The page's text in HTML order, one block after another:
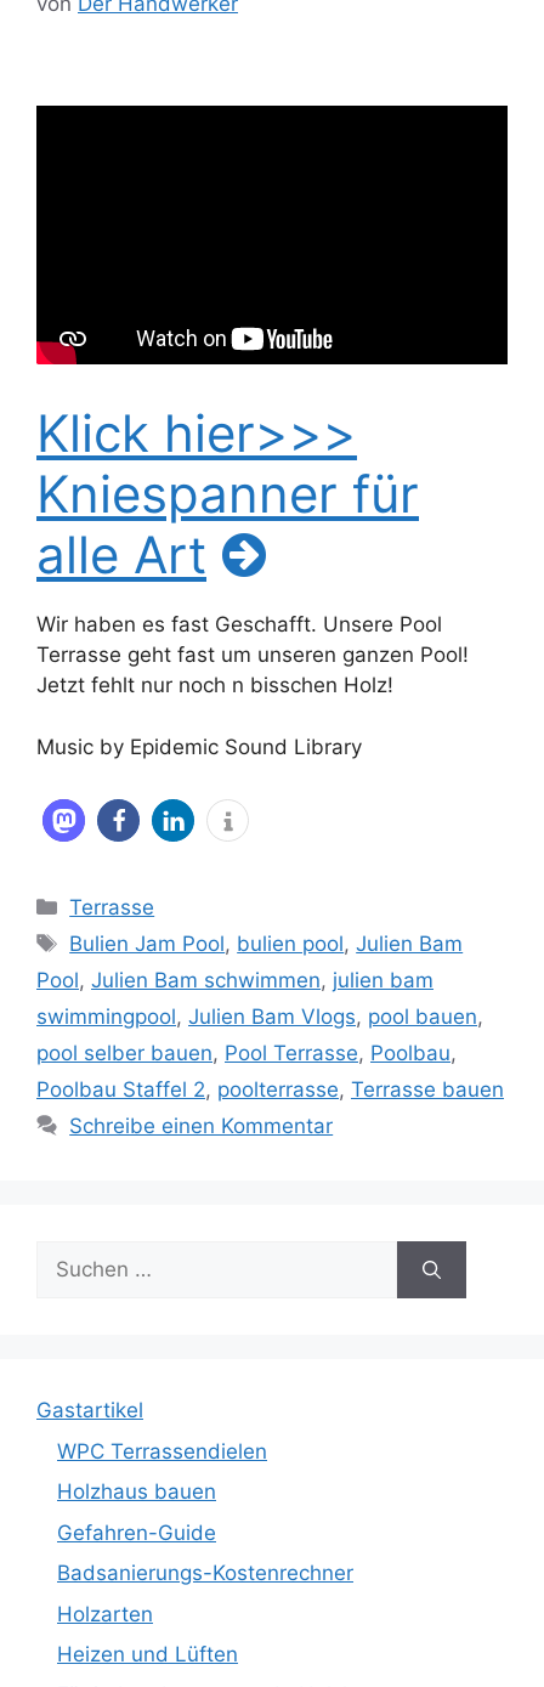
Klick hier>>>
Kniespanner für
alle Art
Wir haben es fast Geschafft. Unsere Pool
Terrasse geht fast um unseren ganzen Pool!
Jetzt fehlt nur noch n bisschen Holz!
Music by Epidemic Sound Library
Kategorien
Terrasse
Schlagwörter
Bulien Jam Pool, bulien pool,Julien Bam
Pool, Julien Bam schwimmen, julien bam
swimmingpool, Julien Bam Vlogs, pool bauen,
pool selber bauen, Pool Terrasse, Poolbau,
Poolbau Staffel 2, poolterrasse, Terrasse bauen
Schreibe einen Kommentar
Suche
nach:
Gastartikel
WPC Terrassendielen
Holzhaus bauen
Gefahren-Guide
Badsanierungs-Kostenrechner
Holzarten
Heizen und Lüften